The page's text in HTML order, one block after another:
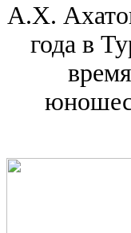
А.Х.
года в